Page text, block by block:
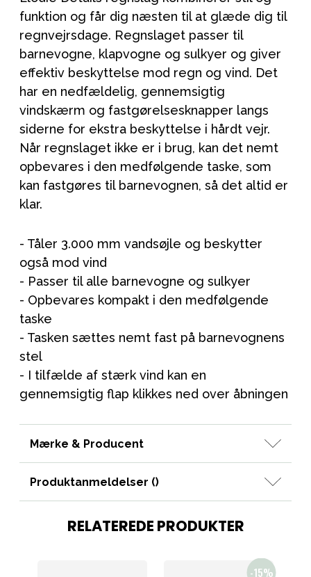
funktion og får dig næsten til at glæde dig til
regnvejrsdage. Regnslaget passer til
barnevogne, klapvogne og sulkyer og giver
effektiv beskyttelse mod regn og vind. Det
har en nedfældelig, gennemsigtig
vindskærm og fastgørelsesknapper langs
siderne for ekstra beskyttelse i hårdt vejr.
Når regnslaget ikke er i brug, kan det nemt
opbevares i den medfølgende taske, som
kan fastgøres til barnevognen, så det altid er
klar.
- Tåler 3.000 mm vandsøjle og beskytter
også mod vind
- Passer til alle barnevogne og sulkyer
- Opbevares kompakt i den medfølgende
taske
- Tasken sættes nemt fast på barnevognens
stel
- I tilfælde af stærk vind kan en
gennemsigtig flap klikkes ned over åbningen
Mærke & Producent
Produktanmeldelser ()
RELATEREDE PRODUKTER